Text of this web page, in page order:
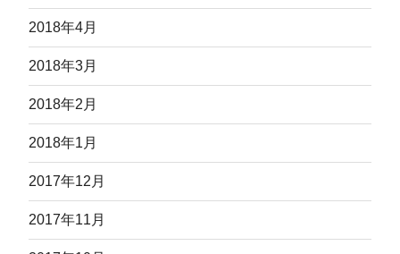
2018年4月
2018年3月
2018年2月
2018年1月
2017年12月
2017年11月